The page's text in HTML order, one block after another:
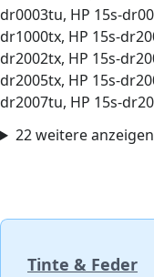
dr0003tu, HP 15s-
dr1000tx, HP 15s-
dr2002tx, HP 15s-
dr2005tx, HP 15s-
dr2007tu, HP 15s-
22 weitere anzeigen
Tinte & Feder